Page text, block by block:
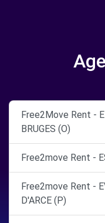
Free2Move Rent -
BRUGES (O)
Free2move Rent -
Free2move Rent -
D'ARCE (P)